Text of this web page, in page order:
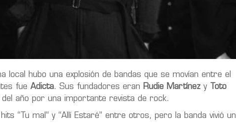
hubo una explosión de bandas que se movían entre el
fue Adicta. Sus fundadores eran Rudie Martínez y
Toto
año por una importante revista de rock.
“Tu mal” y “Allí Estaré” entre otros, pero la banda vivió un